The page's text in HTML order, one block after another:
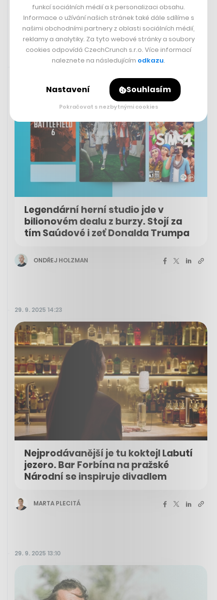
FILIP HOUSKA
Legendární herní studio jde v
bilionovém dealu z burzy. Stojí za
tím Saúdové i zeť Donalda Trumpa
ONDŘEJ HOLZMAN
29. 9. 2025 14:23
Nejprodávanější je tu koktejl Labutí
jezero. Bar Forbína na pražské
Národní se inspiruje divadlem
MARTA PLECITÁ
29. 9. 2025 13:10
funkcí sociálních médií a k personalizaci obsahu.
Informace o užívání našich stránek také dále sdílíme s
našimi obchodními partnery z oblasti sociálních médií,
reklamy a analytiky. Za tyto webové stránky a soubory
cookies odpovídá CzechCrunch s.r.o. Více informací
naleznete na následujícím odkazu.
Nastavení Souhlasím
Pokračovat s nezbytnými cookies